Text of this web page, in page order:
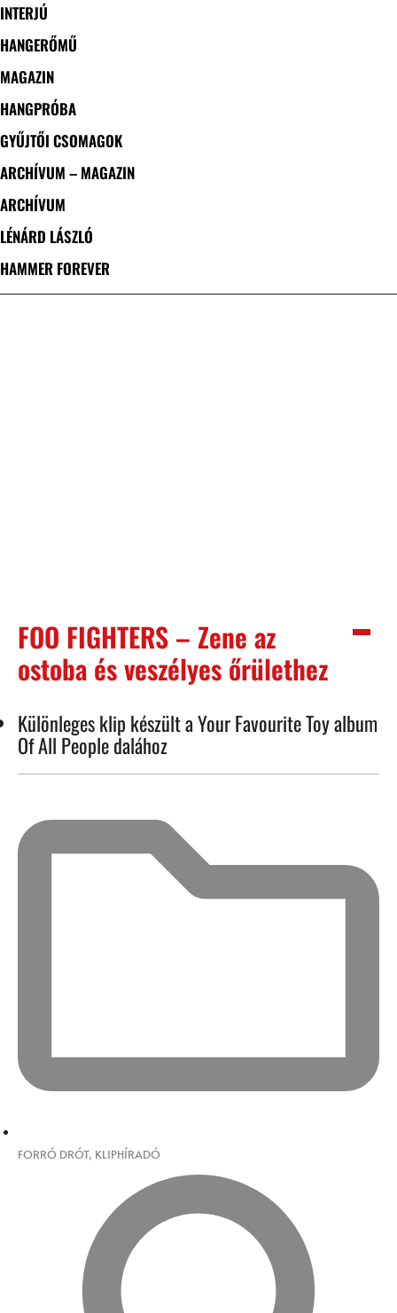
INTERJÚ
HANGERŐMŰ
MAGAZIN
HANGPRÓBA
GYŰJTŐI CSOMAGOK
ARCHÍVUM – MAGAZIN
ARCHÍVUM
LÉNÁRD LÁSZLÓ
HAMMER FOREVER
FOO FIGHTERS – Zene az
ostoba és veszélyes őrülethez
Különleges klip készült a Your Favourite Toy album
Of All People dalához
FORRÓ DRÓT, KLIPHÍRADÓ